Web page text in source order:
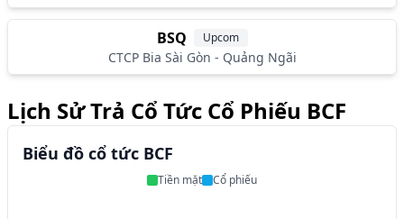
BSQ Upcom
CTCP Bia Sài Gòn - Quảng Ngãi
Lịch Sử Trả Cổ Tức Cổ Phiếu BCF
Biểu đồ cổ tức BCF
Tiền mặt Cổ phiếu